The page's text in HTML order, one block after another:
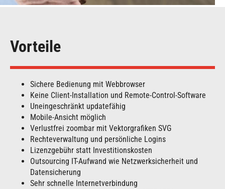
Vorteile
Sichere Bedienung mit Webbrowser
Keine Client-Installation und Remote-Control-Software
Uneingeschränkt updatefähig
Mobile-Ansicht möglich
Verlustfrei zoombar mit Vektorgrafiken SVG
Rechteverwaltung und persönliche Logins
Lizenzgebühr statt Investitionskosten
Outsourcing IT-Aufwand wie Netzwerksicherheit und
Datensicherung
Sehr schnelle Internetverbindung